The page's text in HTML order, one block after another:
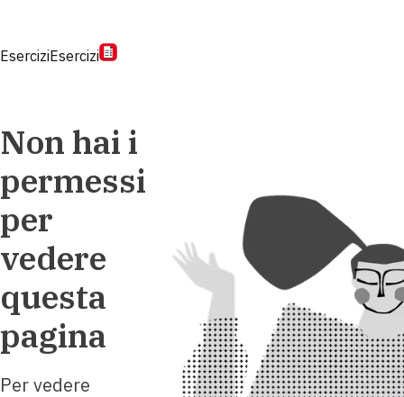
EserciziEsercizi
Non hai i
permessi
per
vedere
questa
pagina
Per vedere